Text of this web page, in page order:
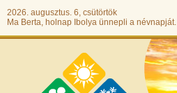
2026. augusztus. 6, csütörtök
Ma Berta, holnap Ibolya ünnepli a névnapját.